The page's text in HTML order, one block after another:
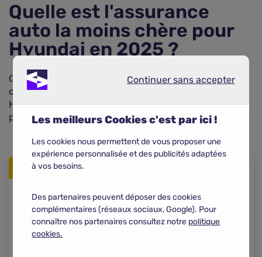
Quelle est l'assurance
auto la moins chère pour
Hyundai en 2025 ?
Consultez le tableau ci-dessous pour découvrir les
offres d'assurance auto les moins chères pour votre
Hyundai en 2025, selon les garanties choisies et les
profils assurés.
456,49 €/an
Continuer sans accepter
Les meilleurs Cookies c'est par ici !
Les cookies nous permettent de vous proposer une
expérience personnalisée et des publicités adaptées
à vos besoins.
Des partenaires peuvent déposer des cookies
complémentaires (réseaux sociaux, Google). Pour
connaître nos partenaires consultez notre politique
cookies.
Continuer sans accepter